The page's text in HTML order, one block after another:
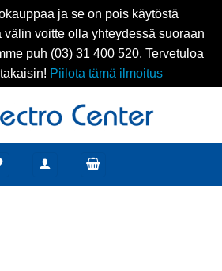
ja se on pois käytöstä
välin voitte olla yhteydessä suoraan
puh (03) 31 400 520. Tervetuloa
Piilota tämä ilmoitus